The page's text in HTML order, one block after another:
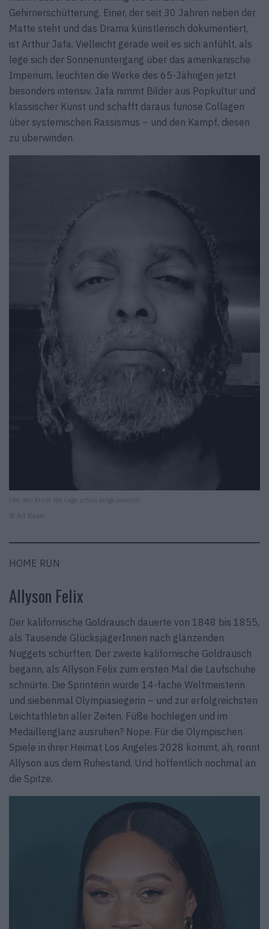
Gehirnerschütterung. Einer, der seit 30 Jahren neben der
Matte steht und das Drama künstlerisch dokumentiert,
ist Arthur Jafa. Vielleicht gerade weil es sich anfühlt, als
lege sich der Sonnenuntergang über das amerikanische
Imperium, leuchten die Werke des 65-Jährigen jetzt
besonders intensiv. Jafa nimmt Bilder aus Popkultur und
klassischer Kunst und schafft daraus furiose Collagen
über systemischen Rassismus – und den Kampf, diesen
zu überwinden.
Hat den Ernst der Lage schon lange erkannt.
© Art Basel
HOME RUN
Allyson Felix
Der kalifornische Goldrausch dauerte von 1848 bis 1855,
als Tausende GlücksjägerInnen nach glänzenden
Nuggets schürften. Der zweite kalifornische Goldrausch
begann, als Allyson Felix zum ersten Mal die Laufschuhe
schnürte. Die Sprinterin wurde 14-fache Weltmeisterin
und siebenmal Olympiasiegerin – und zur erfolgreichsten
Leichtathletin aller Zeiten. Füße hochlegen und im
Medaillenglanz ausruhen? Nope. Für die Olympischen
Spiele in ihrer Heimat Los Angeles 2028 kommt, äh, rennt
Allyson aus dem Ruhestand. Und hoffentlich nochmal an
die Spitze.